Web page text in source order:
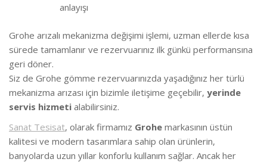
anlayışı
Grohe arızalı mekanizma değişimi işlemi, uzman ellerde kısa
sürede tamamlanır ve rezervuarınız ilk günkü performansına
geri döner.
Siz de Grohe gömme rezervuarınızda yaşadığınız her türlü
mekanizma arızası için bizimle iletişime geçebilir, yerinde
servis hizmeti alabilirsiniz.
Sanat Tesisat, olarak firmamız Grohe markasının üstün
kalitesi ve modern tasarımlara sahip olan ürünlerin,
banyolarda uzun yıllar konforlu kullanım sağlar. Ancak her